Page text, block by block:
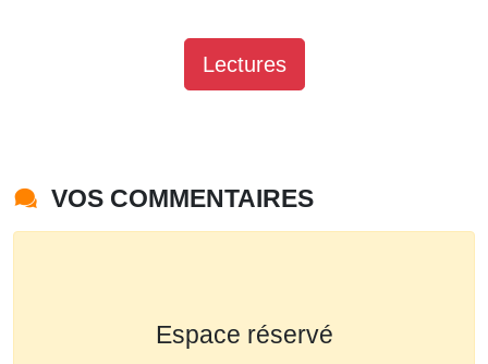
Lectures
VOS COMMENTAIRES
Espace réservé